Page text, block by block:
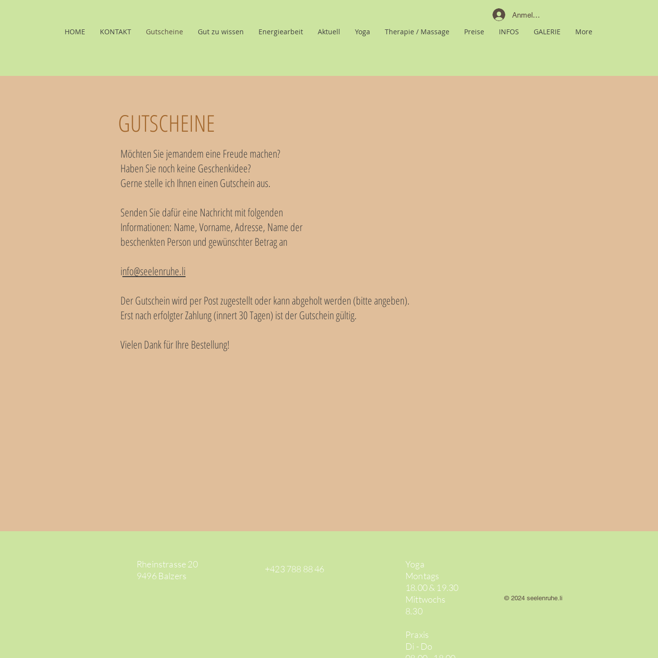
Anmelden
HOME KONTAKT Gutscheine Gut zu wissen Energiearbeit Aktuell Yoga Therapie / Massage Preise INFOS GALERIE More
GUTSCHEINE
Möchten Sie jemandem eine Freude machen?
Haben Sie noch keine Geschenkidee?
Gerne stelle ich Ihnen einen Gutschein aus.
Senden Sie dafür eine Nachricht mit folgenden
Informationen: Name, Vorname, Adresse, Name der
beschenkten Person und gewünschter Betrag an
info@seelenruhe.li
Der Gutschein wird per Post zugestellt oder kann abgeholt werden (bitte angeben).
Erst nach erfolgter Zahlung (innert 30 Tagen) ist der Gutschein gültig.
Vielen Dank für Ihre Bestellung!
Rheinstrasse 20
9496 Balzers
+423 788 88 46
Yoga
Montags
18.00 & 19.30
Mittwochs
8.30
Praxis
Di - Do
© 2024 seelenruhe.li